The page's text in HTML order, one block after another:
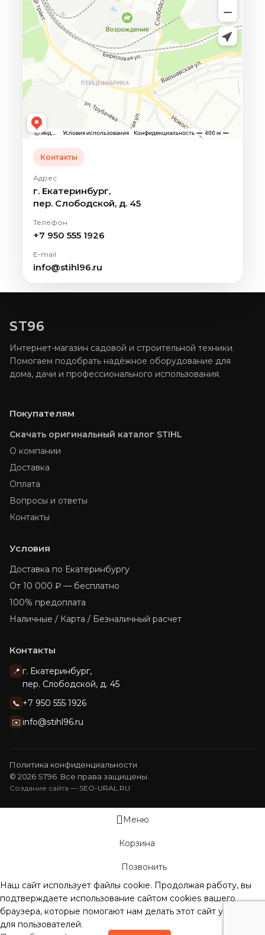
Контакты
Адрес
г. Екатеринбург,
пер. Слободской, д. 45
Телефон
+7 950 555 1926
E-mail
info@stihl96.ru
ST96
Интернет-магазин садовой и строительной техники.
Помогаем подобрать надёжное оборудование для
дома, дачи и профессионального использования.
Покупателям
Скачать оригинальный каталог STIHL
О компании
Доставка
Оплата
Вопросы и ответы
Контакты
Условия
Доставка по Екатеринбургу
От 10 000 ₽ — бесплатно
100% предоплата
Наличные / Карта / Безналичный расчет
Контакты
📍 г. Екатеринбург,
пер. Слободской, д. 45
📞 +7 950 555 1926
✉️ info@stihl96.ru
Политика конфиденциальности
© 2026 ST96. Все права защищены.
Создание сайта — SEO-URAL.RU
Меню
Корзина
Позвонить
Наш сайт использует файлы cookie. Продолжая работу, вы
подтверждаете использование сайтом сооkiеѕ вашего
браузера, которые помогают нам делать этот сайт удобнее
для пользователей.